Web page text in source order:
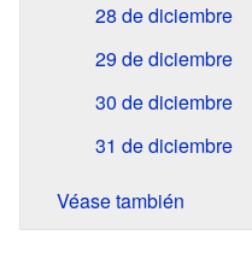
28 de diciembre
29 de diciembre
30 de diciembre
31 de diciembre
Véase también